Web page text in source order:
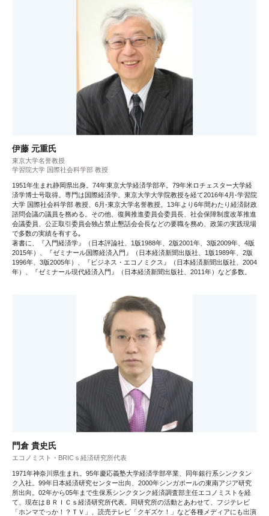
伊藤 元重氏
東京大学名誉教授
学習院大学 国際社会科学部 教授
1951年生まれ静岡県出身。74年東京大学経済学部卒。79年米ロチェスター大学経
済学博士号取得。専門は国際経済学。東京大学大学院教授を経て2016年4月-学習院
大学 国際社会科学部 教授、6月-東京大学名誉教授。13年より6年間わたり経済財政
諮問会議の議員を務める。その他、復興推進委員会委員長、社会保障制度改革推進
会議委員、公正取引委員会独占禁止懇話会会長などの要職を務め、政策の実践現場
で多数の実績を有する｡
著書に、『入門経済学』（日本評論社、1版1988年、2版2001年、3版2009年、4版
2015年）、『ゼミナール国際経済入門』（日本経済新聞出版社、1版1989年、2版
1996年、3版2005年）、『ビジネス・エコノミクス』（日本経済新聞出版社、2004
年）、『ゼミナール現代経済入門』（日本経済新聞出版社、2011年）など多数。
門倉 貴史氏
エコノミスト・BRICｓ経済研究所代表
1971年神奈川県生まれ。95年慶応義塾大学経済学部卒業、同年銀行系シンクタン
ク入社。99年日本経済研究センター出向、2000年シンガポールの東南アジア研究
所出向。02年から05年まで生保系シンクタンク経済調査部主任エコノミストを経
て、現在はＢＲＩＣｓ経済研究所代表。同研究所の活動とあわせて、フジテレビ
「ホンマでっか！？ＴＶ」、読売テレビ「クギズケ！」など各種メディアにも出演